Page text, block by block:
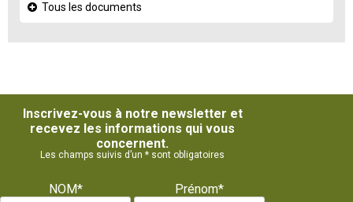
Tous les documents
Inscrivez-vous à notre newsletter et
recevez les informations qui vous
concernent.
Les champs suivis d’un * sont obligatoires
NOM* Prénom*